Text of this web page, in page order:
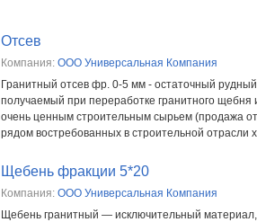
Отсев
Компания: ООО Универсальная Компания
Гранитный отсев фр. 0-5 мм - остаточный
получаемый при переработке гранитного щебня
очень ценным строительным сырьем (продажа
рядом востребованных в строительной отрасли
Щебень фракции 5*20
Компания: ООО Универсальная Компания
Щебень гранитный — исключительный